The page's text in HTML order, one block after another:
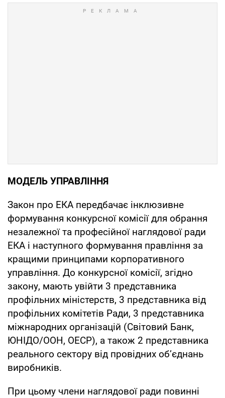
МОДЕЛЬ УПРАВЛІННЯ
Закон про ЕКА передбачає інклюзивне
формування конкурсної комісії для обрання
незалежної та професійної наглядової ради
ЕКА і наступного формування правління за
кращими принципами корпоративного
управління. До конкурсної комісії, згідно
закону, мають увійти 3 представника
профільних міністерств, 3 представника від
профільних комітетів Ради, 3 представника
міжнародних організацій (Світовий Банк,
ЮНІДО/ООН, ОЕСР), а також 2 представника
реального сектору від провідних об’єднань
виробників.
При цьому члени наглядової ради повинні